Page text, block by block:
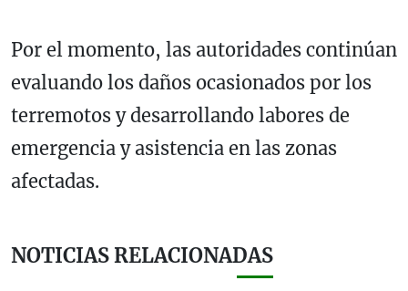
Por el momento, las autoridades continúan
evaluando los daños ocasionados por los
terremotos y desarrollando labores de
emergencia y asistencia en las zonas
afectadas.
NOTICIAS RELACIONADAS